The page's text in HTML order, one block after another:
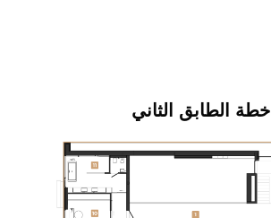
خطة الطابق الثاني